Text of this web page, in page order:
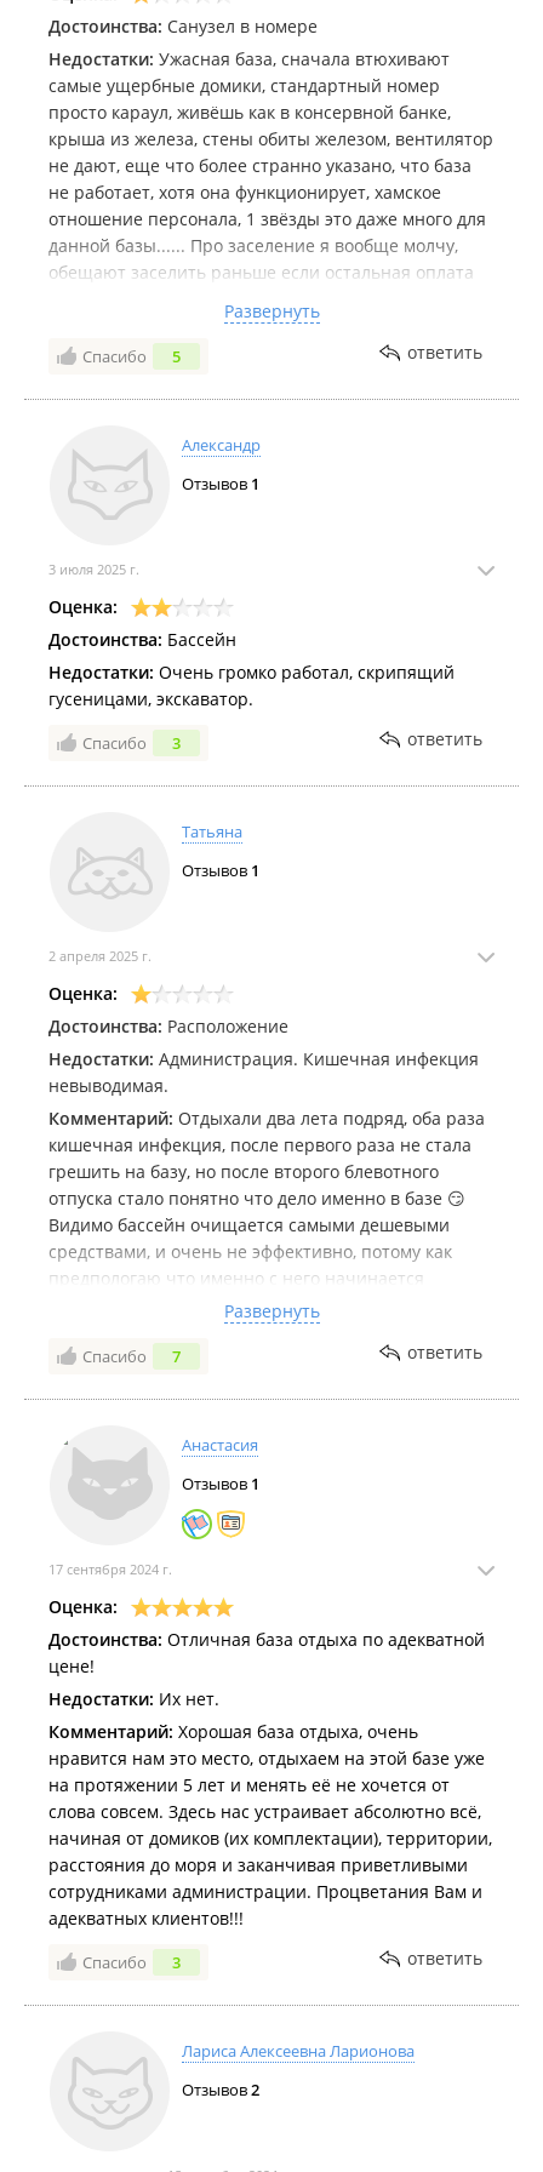
в сфере туристской индустрии
Дом "Силгер 92" вЕдином реестре объектов классификации
в сфере туристской индустрии
Достоинства: Санузел в номере
Недостатки: Ужасная база, сначала втюхивают
самые ущербные домики, стандартный номер
просто караул, живёшь как в консервной банке,
крыша из железа, стены обиты железом, вентилятор
не дают, еще что более странно указано, что база
не работает, хотя она функционирует, хамское
отношение персонала, 1 звёзды это даже много для
данной базы...... Про заселение я вообще молчу,
обещают заселить раньше если остальная оплата
на пекле из-за этого у детей получился перегрев,
также готовьтесь пить Полисорб, без него уедете
Готовьтесь тащить с собой кружки, ложки, вилки,
Также возле пляжа стоят туалеты и все стекает в
море, если и купаться то идти в самый конец пляжа.
Единственный плюс туалет и ванна в номере.
Развернуть
Спасибо 5 ответить
Александр
Отзывов 1
3 июля 2025 г.
Оценка:
Достоинства: Бассейн
Недостатки: Очень громко работал, скрипящий
гусеницами, экскаватор.
Спасибо 3 ответить
Татьяна
Отзывов 1
2 апреля 2025 г.
Оценка:
Достоинства: Расположение
Недостатки: Администрация. Кишечная инфекция
невыводимая.
Комментарий: Отдыхали два лета подряд, оба раза
кишечная инфекция, после первого раза не стала
грешить на базу, но после второго блевотного
отпуска стало понятно что дело именно в базе 😏
Видимо бассейн очищается самыми дешевыми
средствами, и очень не эффективно, потому как
предпологаю что именно с него начинается
распространение этой заразы, могу ошибаться,
кишечка там просто кишит 🫣
Блевали/поносили буквально через домик, на что
Очень грубая женщина, хамло ( было две, одна
прекрасная женщина)
В день выезда трое детей со рвотой поносом, муж
которому 12 часов вести машину со рвотой поносом,
кое как собрались, так эта женщина, начала
предъявлять что мы оставили грязный домик! Не
вынесли мусор с туалета, и бутылки пару штук
пятилитровых из под воды, шок конечно! Наверное
надо было и постельное снять, и поды помыть.
Таких предъяв еще нигде не было, причем в целом
домик оставили в нормальном состоянии, да полы
не намытые, да сантехника за неделю тоже не в
идеале была, но извините, заселяя людей хоть
баночку дешевого доместоса оставляйте если уж
уборку не проводите 😱
В общем, после второго отдыха полное
разочарование, унитаз/душ кажется текут в каждом
домике. Никому не советую, а кто спрашивает
ничего хорошего сказать не могу, хотите кишечку-
езжайте на Силгер.
P. S вторая дочка с четвертого дня начала блевать,
Развернуть
Спасибо 7 ответить
Анастасия
Отзывов 1
17 сентября 2024 г.
Оценка:
Достоинства: Отличная база отдыха по адекватной
цене!
Недостатки: Их нет.
Комментарий: Хорошая база отдыха, очень
нравится нам это место, отдыхаем на этой базе уже
на протяжении 5 лет и менять её не хочется от
слова совсем. Здесь нас устраивает абсолютно всё,
начиная от домиков (их комплектации), территории,
расстояния до моря и заканчивая приветливыми
сотрудниками администрации. Процветания Вам и
адекватных клиентов!!!
Спасибо 3 ответить
Лариса Алексеевна Ларионова
Отзывов2